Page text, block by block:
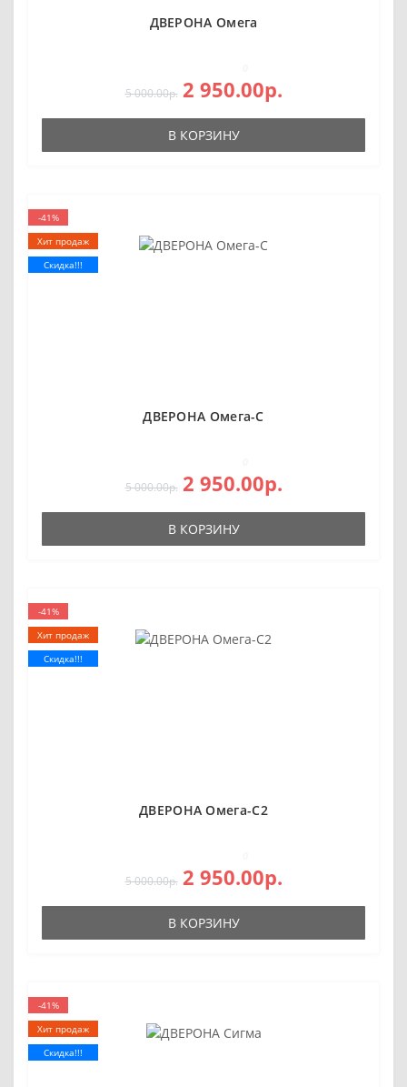
ДВЕРОНА Омега
5 000.00р. 2 950.00р.
В КОРЗИНУ
-41%
Хит продаж
Скидка!!!
ДВЕРОНА Омега-С
5 000.00р. 2 950.00р.
В КОРЗИНУ
-41%
Хит продаж
Скидка!!!
ДВЕРОНА Омега-С2
5 000.00р. 2 950.00р.
В КОРЗИНУ
-41%
Хит продаж
Скидка!!!